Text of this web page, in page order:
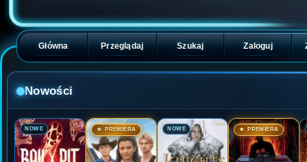
Główna Przeglądaj Szukaj Zaloguj
Nowości
🎬NOWE 🎬★ PREMIERA 🎬NOWE 🎬★ PREMIERA